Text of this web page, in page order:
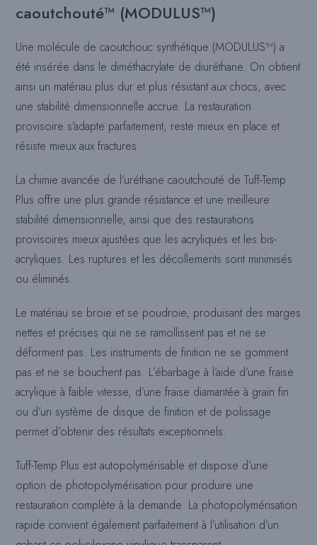
caoutchouté™ (MODULUS™)
Une molécule de caoutchouc synthétique (MODULUS™) a
été insérée dans le diméthacrylate de diuréthane. On obtient
ainsi un matériau plus dur et plus résistant aux chocs, avec
une stabilité dimensionnelle accrue. La restauration
provisoire s’adapte parfaitement, reste mieux en place et
résiste mieux aux fractures.
La chimie avancée de l’uréthane caoutchouté de Tuff-Temp
Plus offre une plus grande résistance et une meilleure
stabilité dimensionnelle, ainsi que des restaurations
provisoires mieux ajustées que les acryliques et les bis-
acryliques. Les ruptures et les décollements sont minimisés
ou éliminés.
Le matériau se broie et se poudroie, produisant des marges
nettes et précises qui ne se ramollissent pas et ne se
déforment pas. Les instruments de finition ne se gomment
pas et ne se bouchent pas. L’ébarbage à l’aide d’une fraise
acrylique à faible vitesse, d’une fraise diamantée à grain fin
ou d’un système de disque de finition et de polissage
permet d’obtenir des résultats exceptionnels.
Tuff-Temp Plus est autopolymérisable et dispose d’une
option de photopolymérisation pour produire une
restauration complète à la demande. La photopolymérisation
rapide convient également parfaitement à l’utilisation d’un